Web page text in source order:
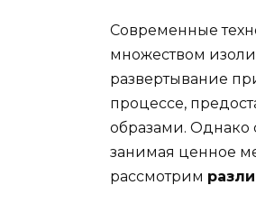
Современные
множеством
развертывание
процессе,
образами. Однако
занимая ценное
рассмотрим